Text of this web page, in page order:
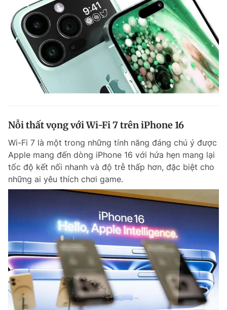
Nỗi thất vọng với Wi-Fi 7 trên iPhone 16
Wi-Fi 7 là một trong những tính năng đáng chú ý được
Apple mang đến dòng iPhone 16 với hứa hẹn mang lại
tốc độ kết nối nhanh và độ trễ thấp hơn, đặc biệt cho
những ai yêu thích chơi game.